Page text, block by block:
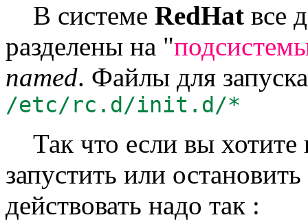
В системе RedHat все
разделены на "
named. Файлы для
/etc/rc.d/init.d/*
Так что если вы хотите
запустить или
действовать надо так :